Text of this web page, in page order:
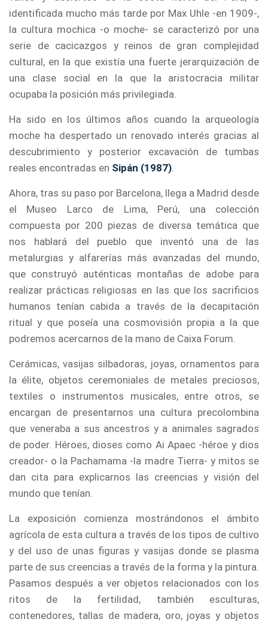
identificada mucho más tarde por Max Uhle -en 1909-,
la cultura mochica -o moche- se caracterizó por una
serie de cacicazgos y reinos de gran complejidad
cultural, en la que existía una fuerte jerarquización de
una clase social en la que la aristocracia militar
ocupaba la posición más privilegiada.
Ha sido en los últimos años cuando la arqueología
moche ha despertado un renovado interés gracias al
descubrimiento y posterior excavación de tumbas
reales encontradas en Sipán (1987)
Ahora, tras su paso por Barcelona, llega a Madrid desde
el Museo Larco de Lima, Perú, una colección
compuesta por 200 piezas de diversa temática que
nos hablará del pueblo que inventó una de las
metalurgias y alfarerías más avanzadas del mundo,
que construyó auténticas montañas de adobe para
realizar prácticas religiosas en las que los sacrificios
humanos tenían cabida a través de la decapitación
ritual y que poseía una cosmovisión propia a la que
podremos acercarnos de la mano de Caixa Forum.
Cerámicas, vasijas silbadoras, joyas, ornamentos para
la élite, objetos ceremoniales de metales preciosos,
textiles o instrumentos musicales, entre otros, se
encargan de presentarnos una cultura precolombina
que veneraba a sus ancestros y a animales sagrados
de poder. Héroes, dioses como Ai Apaec -héroe y dios
creador- o la Pachamama -la madre Tierra- y mitos se
dan cita para explicarnos las creencias y visión del
mundo que tenían.
La exposición comienza mostrándonos el ámbito
agrícola de esta cultura a través de los tipos de cultivo
y del uso de unas figuras y vasijas donde se plasma
parte de sus creencias a través de la forma y la pintura.
Pasamos después a ver objetos relacionados con los
ritos de la fertilidad, también esculturas,
contenedores, tallas de madera, oro, joyas y objetos